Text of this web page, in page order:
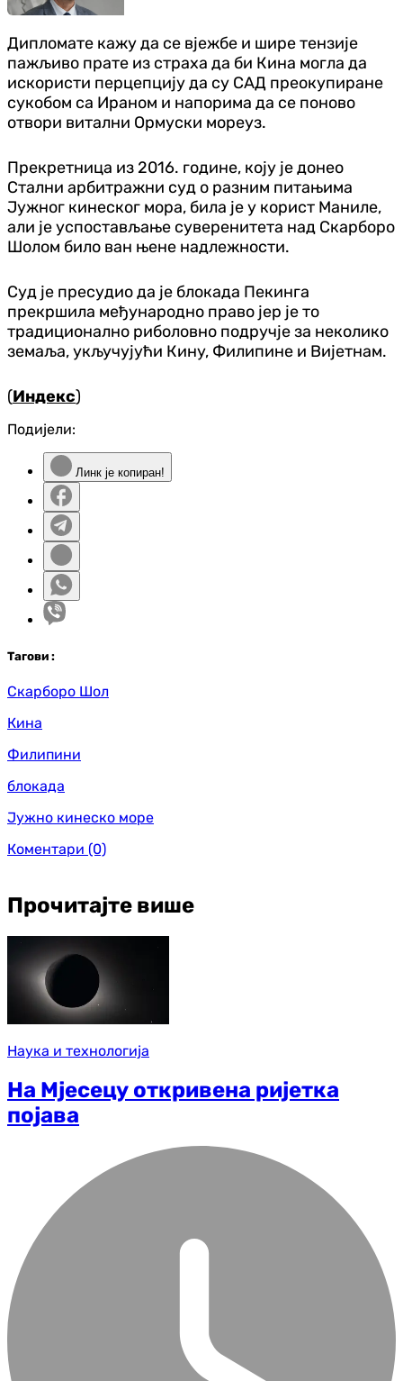
Дипломате кажу да се вјежбе и шире тензије
пажљиво прате из страха да би Кина могла да
искористи перцепцију да су САД преокупиране
сукобом са Ираном и напорима да се поново
отвори витални Ормуски мореуз.
Прекретница из 2016. године, коју је донео
Стални арбитражни суд о разним питањима
Јужног кинеског мора, била је у корист Маниле,
али је успостављање суверенитета над Скарборо
Шолом било ван њене надлежности.
Суд је пресудио да је блокада Пекинга
прекршила међународно право јер је то
традиционално риболовно подручје за неколико
земаља, укључујући Кину, Филипине и Вијетнам.
(Индекс)
Подијели:
Линк је копиран!
Тагови :
Скарборо Шол
Кина
Филипини
блокада
Јужно кинеско море
Коментари (0)
Прочитајте више
Наука и технологија
На Мјесецу откривена ријетка
појава